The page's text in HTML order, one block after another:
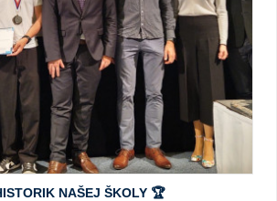
NAŠEJ ŠKOLY 🏆